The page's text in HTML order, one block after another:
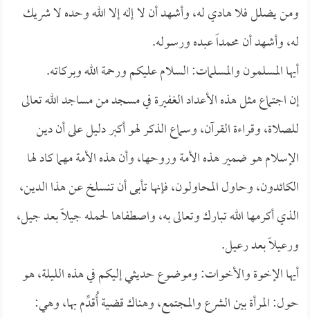
ومن يضلل فلا هادي له، وأشهد أن لا إله إلا الله وحده لا شريك
له، وأشهد أن محمداً عبده ورسوله.
أيها المسلمون والمسلمات: السلام عليكم ورحمة الله وبركاته.
إن اجتماع مثل هذه الأعداد الغفيرة في مسجد من مساجد الله تعالى
للصلاة، وقراءة القرآن، وسماع الذكر لهو أكبر دليل على أن دين
الإسلام هو ضمير هذه الأمة وروحها، وأن هذه الأمة مهما كاد لها
الكائدون، وحاول المحاولون، فإنها تأبى أن تنسلخ عن هذا الدين،
الذي أكرمها الله تبارك وتعالى به، واصطفاها لحمله جيلاً بعد جيل،
ورعيلاً بعد رعيل.
أيها الإخوة والأخوات: وموضوع حديثي إليكم في هذه الليلة، هو
حول: المرأة بين الشرع والمجتمع، وهناك قضية أُقدِّم بها، وهي: